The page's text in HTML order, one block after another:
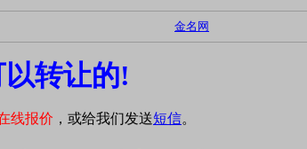
金名网
转让的!
线报价 ，或给我们发送短信。